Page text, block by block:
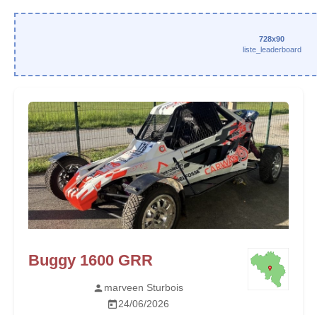
728x90
liste_leaderboard
Buggy 1600 GRR
marveen Sturbois
24/06/2026